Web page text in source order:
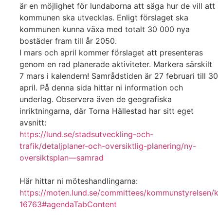
är en möjlighet för lundaborna att säga hur de vill att
kommunen ska utvecklas. Enligt förslaget ska
kommunen kunna växa med totalt 30 000 nya
bostäder fram till år 2050.
I mars och april kommer förslaget att presenteras
genom en rad planerade aktiviteter. Markera särskilt
7 mars i kalendern! Samrådstiden är 27 februari till 30
april. På denna sida hittar ni information och
underlag. Observera även de geografiska
inriktningarna, där Torna Hällestad har sitt eget
avsnitt:
https://lund.se/stadsutveckling-och-
trafik/detaljplaner-och-oversiktlig-planering/ny-
oversiktsplan—samrad
Här hittar ni möteshandlingarna:
https://moten.lund.se/committees/kommunstyrelsen/
16763#agendaTabContent